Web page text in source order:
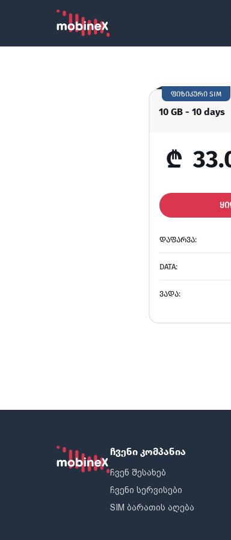
10 GB - 10 days
ფიზიკური SIM
₾
ᲓᲐᲤᲐᲠᲕᲐ:
DATA:
ᲕᲐᲓᲐ:
ჩვენი კომპანია
ჩვენ შესახებ
ჩვენი სერვისები
SIM ბარათის აღება